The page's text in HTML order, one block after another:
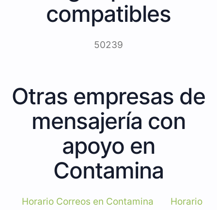
compatibles
50239
Otras empresas de
mensajería con
apoyo en
Contamina
Horario Correos en Contamina
Horario